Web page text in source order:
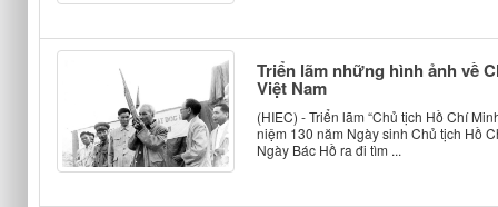
Triển lãm những hình ảnh về
Việt Nam
(HIEC) - Triển lãm “Chủ tịch Hồ Chí
niệm 130 năm Ngày sinh Chủ tịch Hồ
Ngày Bác Hồ ra đi tìm ...